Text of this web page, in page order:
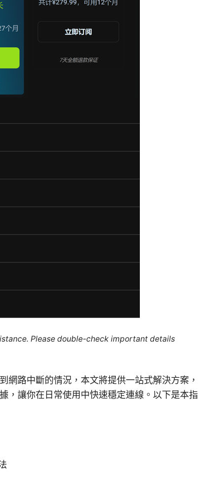
Please double-check important details
路中斷的情況，本文將提供一站式解決方案，
，讓你在日常使用中快速穩定連線。以下是本指